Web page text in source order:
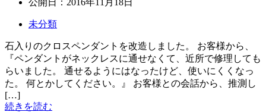
未分類
石入りのクロスペンダントを改造しました。 お客様から、
『ペンダントがネックレスに通せなくて、近所で修理しても
らいました。 通せるようにはなったけど、使いにくくなっ
た。 何とかしてください。』 お客様との会話から、推測し
[…]
続きを読む